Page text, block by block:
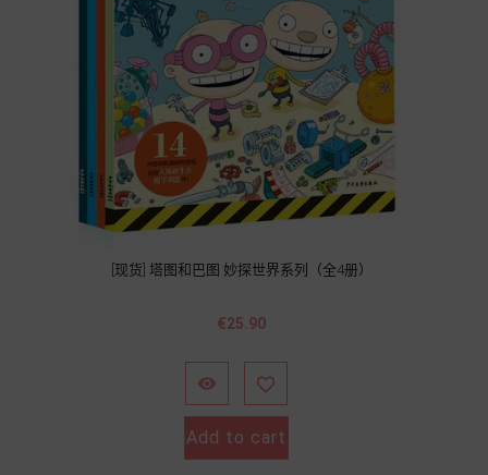
[现货] 塔图和巴图 妙探世界系列（全4册）
Price
€25.90
 
Add to cart